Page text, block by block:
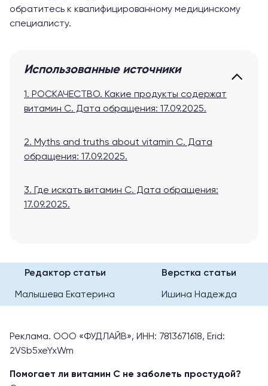
обратитесь к квалифицированному медицинскому
специалисту.
Использованные источники
1. РОСКАЧЕСТВО. Какие продукты содержат
витамин С. Дата обращения: 17.09.2025.
2. Myths and truths about vitamin C. Дата
обращения: 17.09.2025.
3. Где искать витамин С. Дата обращения:
17.09.2025.
Редактор статьи Верстка статьи
Малышева Екатерина Ишина Надежда
Реклама. ООО «ФУДЛАЙВ», ИНН: 7813671618, Erid:
2VSb5xeYxWm
Помогает ли витамин С не заболеть простудой?